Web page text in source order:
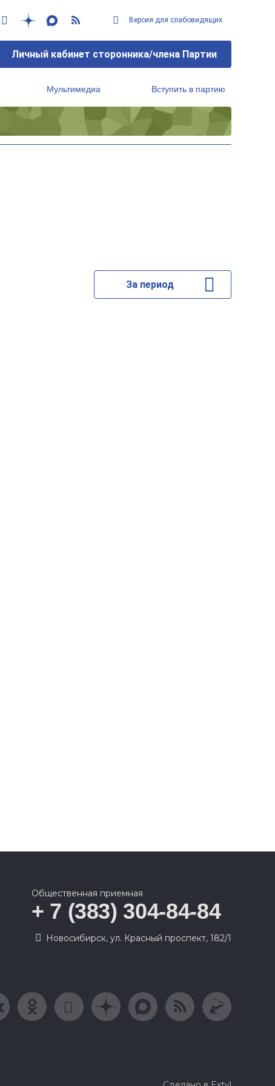
Версия для слабовидящих
Личный кабинет сторонника/члена Партии
Мультимедиа Вступить в партию
За период
Общественная приемная
+ 7 (383) 304-84-84
Новосибирск, ул. Красный проспект, 182/1